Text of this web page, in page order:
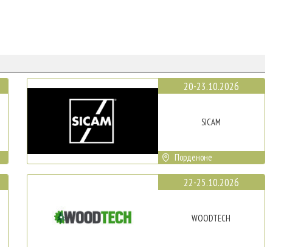
20-23.10.2026
SICAM
Порденоне
22-25.10.2026
WOODTECH